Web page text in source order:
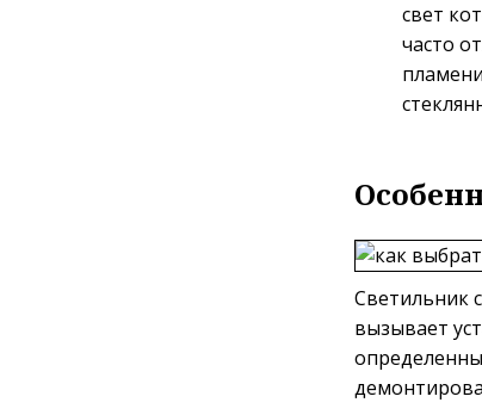
свет
часто
Светильник
вызывает